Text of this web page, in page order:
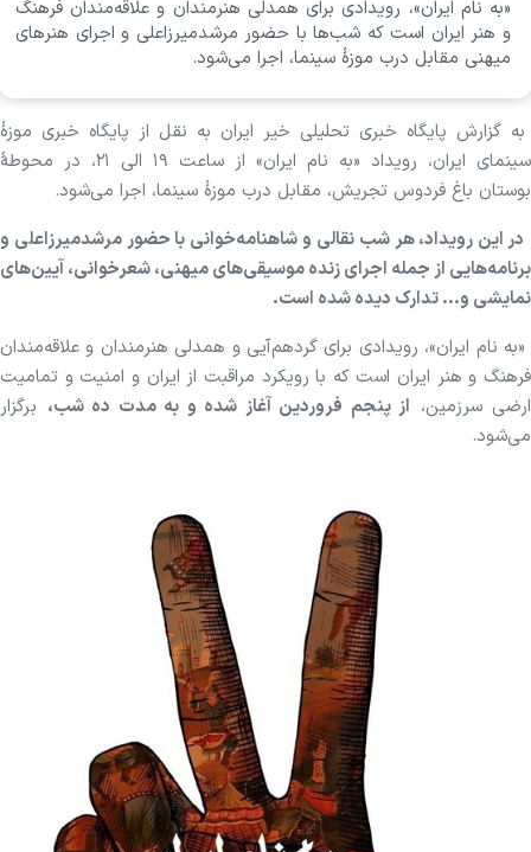
«به نام ایران»، رویدادی برای همدلی هنرمندان و علاقه‌مندان فرهنگ
و هنر ایران است که شب‌ها با حضور مرشدمیرزاعلی و اجرای هنرهای
میهنی مقابل درب موزهٔ سینما، اجرا می‌شود.
به گزارش پایگاه خبری تحلیلی خیر ایران به نقل از پایگاه خبری موزهٔ
سینمای ایران، رویداد «به نام ایران» از ساعت ۱۹ الی ۲۱، در محوطهٔ
بوستان باغ فردوس تجریش، مقابل درب موزهٔ سینما، اجرا می‌شود.
در این رویداد، هر شب نقالی و شاهنامه‌خوانی با حضور مرشدمیرزاعلی و
برنامه‌هایی از جمله اجرای زنده موسیقی‌های میهنی، شعرخوانی، آیین‌های
نمایشی و... تدارک دیده شده است.
«به نام ایران»، رویدادی برای گردهم‌آیی و همدلی هنرمندان و علاقه‌مندان
فرهنگ و هنر ایران است که با رویکرد مراقبت از ایران و امنیت و تمامیت
ارضی سرزمین، از پنجم فروردین آغاز شده و به مدت ده شب، برگزار
می‌شود.